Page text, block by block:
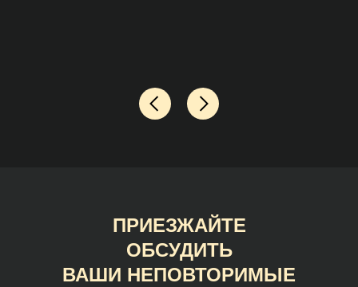
ПРИЕЗЖАЙТЕ
ОБСУДИТЬ
ВАШИ НЕПОВТОРИМЫЕ